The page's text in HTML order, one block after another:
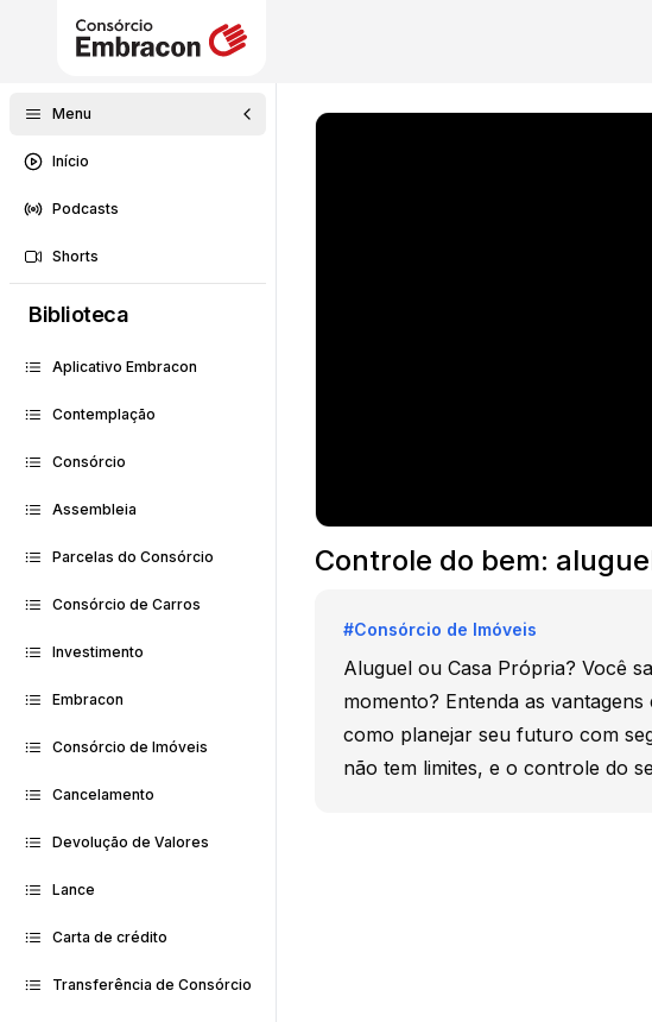
Menu
Início
Podcasts
Shorts
Biblioteca
Aplicativo Embracon
Contemplação
Consórcio
Assembleia
Parcelas do Consórcio
Consórcio de Carros
Investimento
Embracon
Consórcio de Imóveis
Cancelamento
Devolução de Valores
Lance
Carta de crédito
Transferência de Consórcio
Controle do bem:
#Consórcio de Imóveis
Aluguel ou Casa Própria? Você
momento? Entenda as
como planejar seu futuro com
não tem limites, e o controle do